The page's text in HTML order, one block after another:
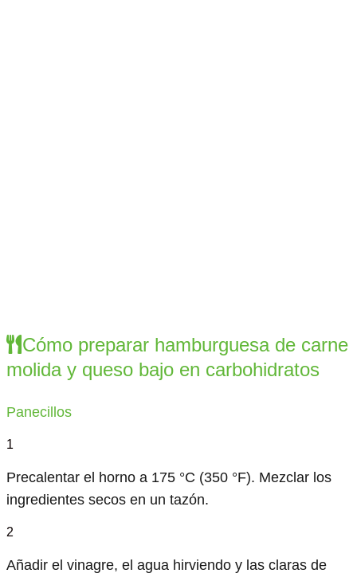
Cómo preparar hamburguesa de carne
molida y queso bajo en carbohidratos
Panecillos
1
Precalentar el horno a 175 °C (350 °F). Mezclar los
ingredientes secos en un tazón.
2
Añadir el vinagre, el agua hirviendo y las claras de